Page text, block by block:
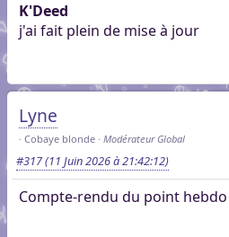
K'Deed
j'ai fait plein de mise à jour
Lyne
Cobaye blonde Modérateur Global
#317(11 Juin 2026 à 21:42:12)
Compte-rendu du point